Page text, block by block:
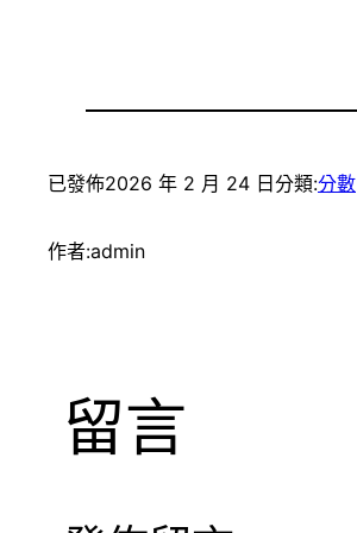
已發佈2026 年 2 月 24 日 分類:分數
作者:admin
留言